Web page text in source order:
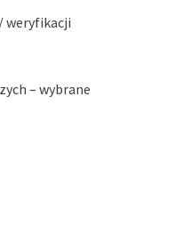
weryfikacji
– wybrane